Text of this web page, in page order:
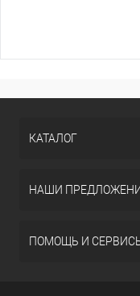
КАТАЛОГ
НАШИ
ПОМОЩЬ И